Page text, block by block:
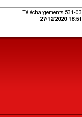
Téléchargements 531-03
27/12/2020 18:51